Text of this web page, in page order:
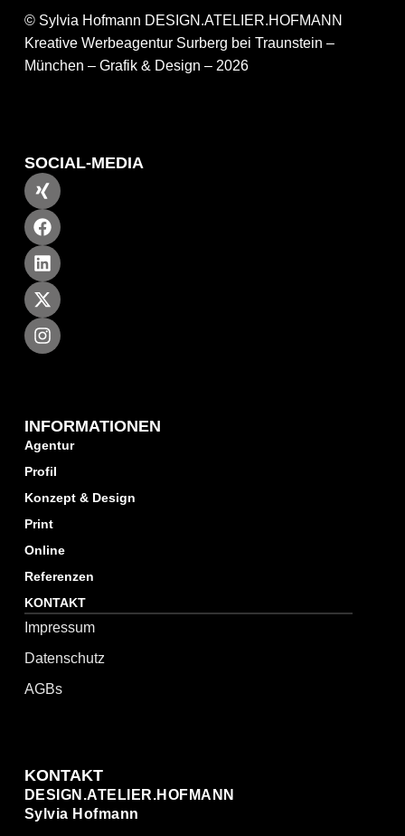
© Sylvia Hofmann DESIGN.ATELIER.HOFMANN
Kreative Werbeagentur Surberg bei Traunstein –
München – Grafik & Design – 2026
INFORMATIONEN
Agentur
Profil
Konzept & Design
Print
Online
Referenzen
KONTAKT
Impressum
Datenschutz
AGBs
KONTAKT
DESIGN.ATELIER.HOFMANN
Sylvia Hofmann
SOCIAL-MEDIA